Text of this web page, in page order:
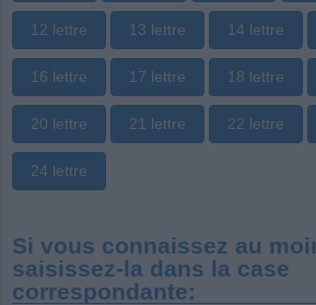
12 lettre 13 lettre 14 lettre
16 lettre 17 lettre 18 lettre
20 lettre 21 lettre 22 lettre
24 lettre
Si vous connaissez au
saisissez-la dans la case
correspondante: